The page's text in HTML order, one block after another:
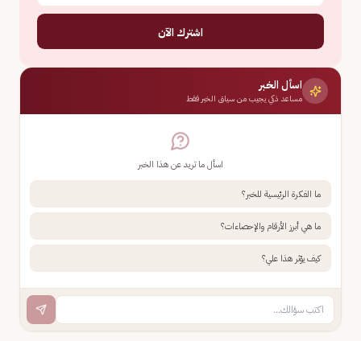
اشترك الآن
اسأل الخبر
مساعد ذكي يجيب من سياق الخبر فقط
اسأل ما تريد عن هذا الخبر
ما الفكرة الرئيسية للخبر؟
ما هي أبرز الأرقام والإحصاءات؟
كيف يؤثر هذا علي؟